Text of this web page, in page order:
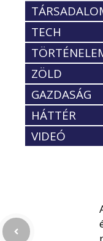
TECH
ZÖLD
GAZDASÁG
HÁTTÉR
VIDEÓ